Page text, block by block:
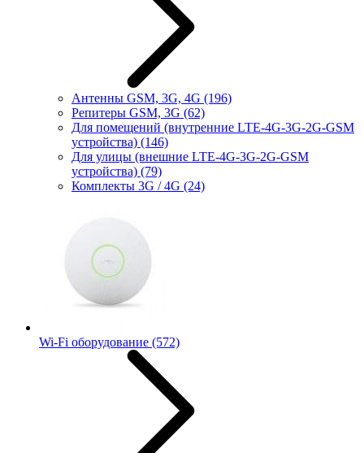
Антенны GSM, 3G, 4G (196)
Репитеры GSM, 3G (62)
Для помещений (внутренние LTE-4G-3G-2G-GSM
устройства) (146)
Для улицы (внешние LTE-4G-3G-2G-GSM
устройства) (79)
Комплекты 3G / 4G (24)
Wi-Fi оборудование (572)